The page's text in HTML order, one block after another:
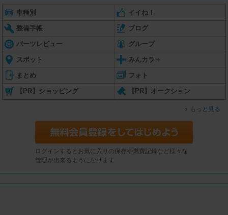
車種別 イイね！
整備手帳 ブログ
パーツレビュー グループ
スポット みんカラ＋
まとめ フォト
【PR】ショッピング 【PR】オークション
もっと見る
ログインするとお気に入りの保存や燃費記録など様々な
管理が出来るようになります